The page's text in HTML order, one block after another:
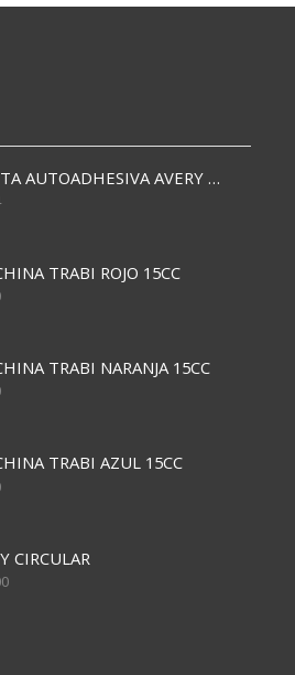
cantidad
ETIQUETA AUTOADHESIVA AVERY 3026 30H 20 X 70
TRABI ROJO 15CC
TRABI NARANJA 15CC
TRABI AZUL 15CC
CIRCULAR